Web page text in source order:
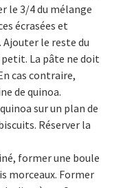
le 3/4 du mélange
écrasées et
le reste du
La pâte ne doit
cas contraire,
de quinoa.
sur un plan de
Réserver la
former une boule
morceaux. Former